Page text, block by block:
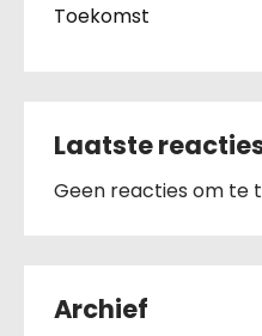
Toekomst
Laatste
Geen reacties om te
Archief